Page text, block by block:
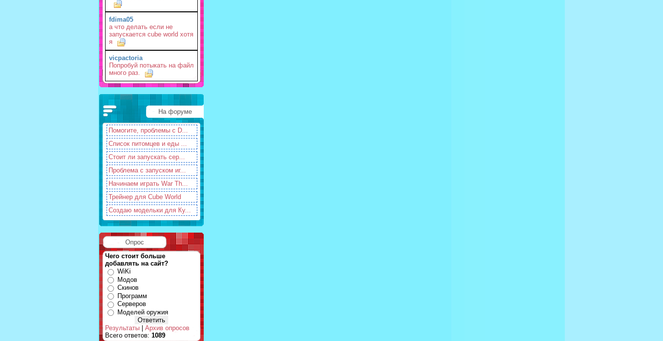
fdima05
а что делать если не
запускается cube world хотя
я
vicpactoria
Попробуй потыкать на файл
много раз.
На форуме
Помогите, проблемы с D...
Список питомцев и еды ...
Стоит ли запускать сер...
Проблема с запуском иг...
Начинаем играть War Th...
Трейнер для Cube World
Создаю модельки для Ку...
Опрос
Чего стоит больше
добавлять на сайт?
WiKi
Модов
Скинов
Программ
Серверов
Моделей оружия
Результаты
Архив опросов
Всего ответов: 1089